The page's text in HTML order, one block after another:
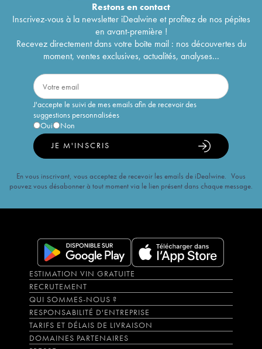
Restons encontact
Inscrivez-vous à la newsletter iDealwine et profitez de nos pépites
en avant-première !
Recevez directement dans votre boîte mail : nos découvertes du
moment, ventes exclusives, actualités, analyses...
J'accepte le suivi de mes emails afin de recevoir des
suggestions personnalisées
Oui
Non
JE M'INSCRIS
En vous inscrivant, vous acceptez de recevoir les emails de iDealwine. Vous
pouvez vous désabonner à tout moment via le lien présent dans chaque message.
ESTIMATION VIN GRATUITE
RECRUTEMENT
QUI SOMMES-NOUS ?
RESPONSABILITÉ D'ENTREPRISE
TARIFS ET DÉLAIS DE LIVRAISON
DOMAINES PARTENAIRES